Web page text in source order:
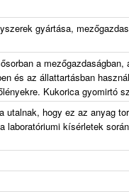
gyártása,
a mezőgazdaságban,
és az állattartásban
Kukorica gyomirtó
utalnak, hogy ez az anyag
laboratóriumi kísérletek